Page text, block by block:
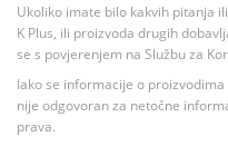
Ukoliko imate bilo kakvih pitanja
K Plus, ili proizvoda drugih
se s povjerenjem na Službu za
Iako se informacije o
nije odgovoran za netočne
prava.